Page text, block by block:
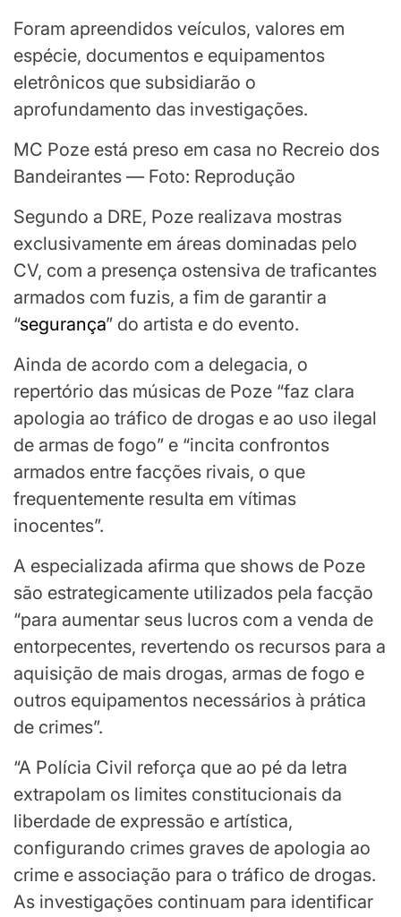
Foram apreendidos veículos, valores em
espécie, documentos e equipamentos
eletrônicos que subsidiarão o
aprofundamento das investigações.
MC Poze está preso em casa no Recreio dos
Bandeirantes — Foto: Reprodução
Segundo a DRE, Poze realizava mostras
exclusivamente em áreas dominadas pelo
CV, com a presença ostensiva de traficantes
armados com fuzis, a fim de garantir a
“segurança” do artista e do evento.
Ainda de acordo com a delegacia, o
repertório das músicas de Poze “faz clara
apologia ao tráfico de drogas e ao uso ilegal
de armas de fogo” e “incita confrontos
armados entre facções rivais, o que
frequentemente resulta em vítimas
inocentes”.
A especializada afirma que shows de Poze
são estrategicamente utilizados pela facção
“para aumentar seus lucros com a venda de
entorpecentes, revertendo os recursos para a
aquisição de mais drogas, armas de fogo e
outros equipamentos necessários à prática
de crimes”.
“A Polícia Civil reforça que ao pé da letra
extrapolam os limites constitucionais da
liberdade de expressão e artística,
configurando crimes graves de apologia ao
crime e associação para o tráfico de drogas.
As investigações continuam para identificar